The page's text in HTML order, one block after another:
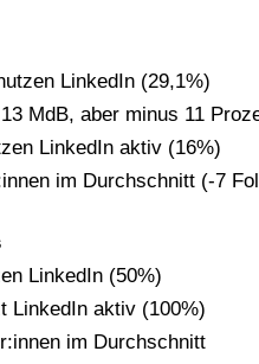
LinkedIn (29,1%)
MdB, aber minus 11
LinkedIn aktiv (16%)
im Durchschnitt (-7
LinkedIn (50%)
LinkedIn aktiv (100%)
im Durchschnitt